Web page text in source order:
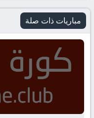
مباريات ذات صلة